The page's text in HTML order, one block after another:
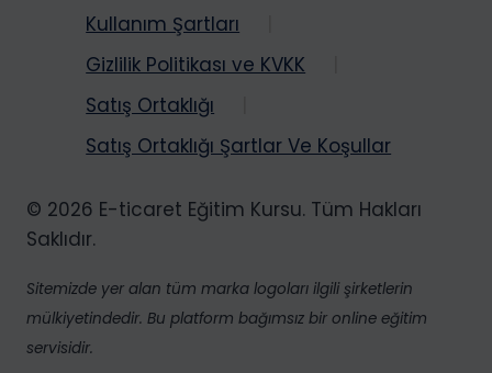
Kullanım Şartları
Gizlilik Politikası ve KVKK
Satış Ortaklığı
Satış Ortaklığı Şartlar Ve Koşullar
© 2026 E-ticaret Eğitim Kursu. Tüm Hakları
Saklıdır.
Sitemizde yer alan tüm marka logoları ilgili şirketlerin
mülkiyetindedir. Bu platform bağımsız bir online eğitim
servisidir.